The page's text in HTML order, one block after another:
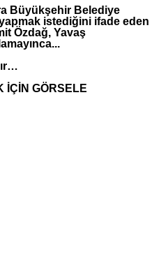
Büyükşehir Belediye
istediğini ifade eden
Özdağ, Yavaş
İÇİN GÖRSELE